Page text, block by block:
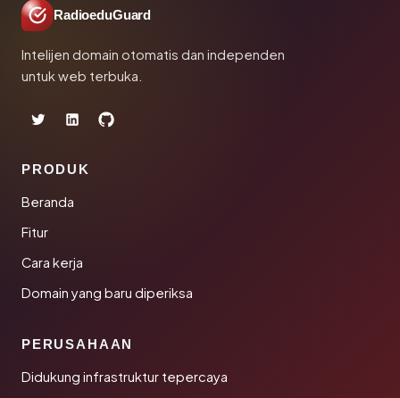
RadioeduGuard
Intelijen domain otomatis dan independen
untuk web terbuka.
PRODUK
Beranda
Fitur
Cara kerja
Domain yang baru diperiksa
PERUSAHAAN
Didukung infrastruktur tepercaya